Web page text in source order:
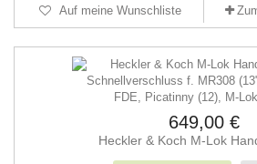
Auf meine Wunschliste
649,00 €
Heckler & Koch M-Lok